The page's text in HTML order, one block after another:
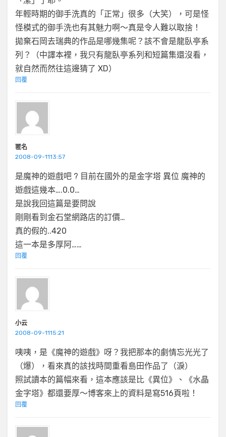
年輕時期的御手洗真的「正常」很多（大笑），可是怪
怪模式的御手洗也有其魅力啊～真是令人難以取捨！
拋棄石岡去瑞典的作品是哪幾集呢？該不會是龍臥亭系
列？（中譯本裡，我只有龍臥亭系列和短篇集還沒看，
就自然而然往這邊猜了 XD）
回覆
匿名
2008-09-1113:57
是魔神的遊戲吧 ? 目前在國外的是金字塔 異位 魔神的
遊戲這幾本….0.0…
是說我回這篇是要問說
剛剛看到金石堂網路店的訂價…
真的假的..420
這一本是多厚阿……
回覆
小云
2008-09-1115:21
咦咦，是《魔神的遊戲》呀？我把那本的劇情忘光光了
（爆），看來真的該找時間重看島田作品了（淚）
照試讀本的篇幅來看，這本應該是比《異位》、《水晶
金字塔》都還要厚～博客來上的資料是寫516頁啦！
回覆